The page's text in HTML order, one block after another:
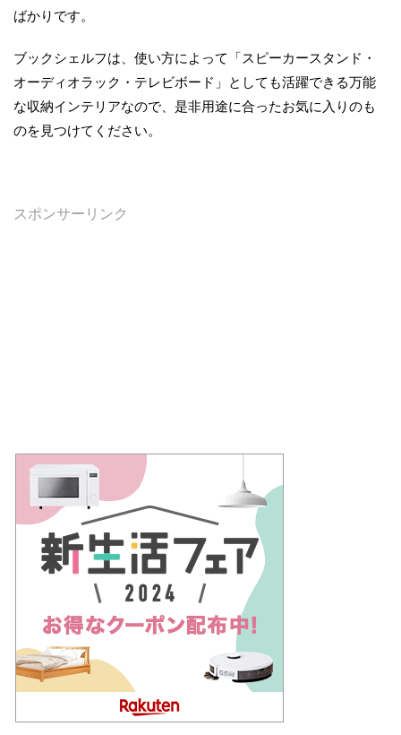
ばかりです。
ブックシェルフは、使い方によって「スピーカースタンド・
オーディオラック・テレビボード」としても活躍できる万能
な収納インテリアなので、是非用途に合ったお気に入りのも
のを見つけてください。
スポンサーリンク